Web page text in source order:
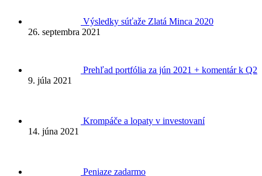
Výsledky súťaže Zlatá Minca 2020
26. septembra 2021
Prehľad portfólia za jún 2021 + komentár k Q2
9. júla 2021
Krompáče a lopaty v investovaní
14. júna 2021
Peniaze zadarmo